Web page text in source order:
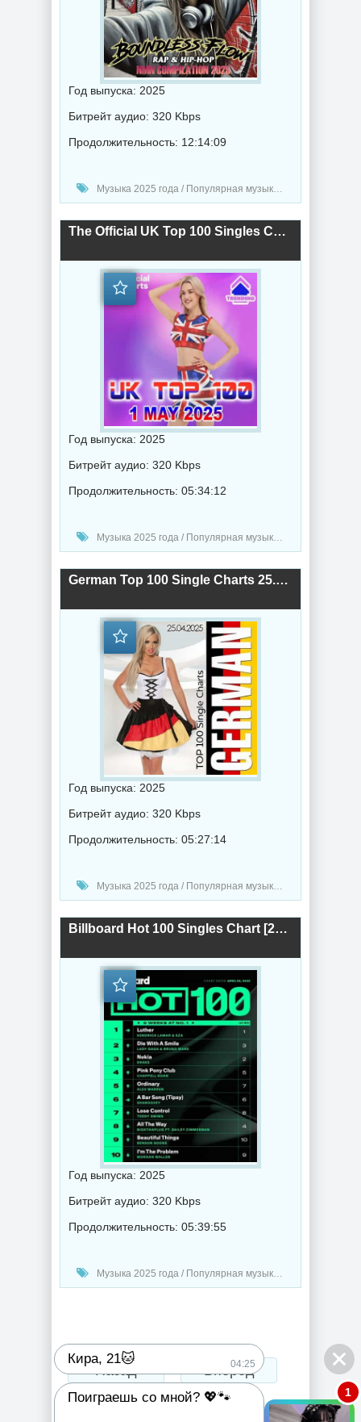
Год выпуска: 2025
Битрейт аудио: 320 Kbps
Продолжительность: 12:14:09
Музыка 2025 года / Популярная музыка / Рэп - хип хоп музыка / Сборник музыка / Hip-Hop music
The Official UK Top 100 Singles Chart [01.05] 2025 (2025) торрент
Год выпуска: 2025
Битрейт аудио: 320 Kbps
Продолжительность: 05:34:12
Музыка 2025 года / Популярная музыка / Рок - альтернативная музыка / Рэп - хип хоп музыка / Поп музыка / Танцевальная музыка / Сборник музыка / RnB music / Hip-Hop music
German Top 100 Single Charts 25.04.2025 (2025) торрент
Год выпуска: 2025
Битрейт аудио: 320 Kbps
Продолжительность: 05:27:14
Музыка 2025 года / Популярная музыка / Рок - альтернативная музыка / Рэп - хип хоп музыка / Поп музыка / Танцевальная музыка / Сборник музыка / Hip-Hop music
Billboard Hot 100 Singles Chart [26.04] 2025 (2025) торрент
Год выпуска: 2025
Битрейт аудио: 320 Kbps
Продолжительность: 05:39:55
Музыка 2025 года / Популярная музыка / Рок - альтернативная музыка / Рэп - хип хоп музыка / Поп музыка / Танцевальная музыка / RnB music / Hip-Hop music
Назад Вперед
Кира, 21🐱 04:25
Поиграешь со мной? 💖🐾 1